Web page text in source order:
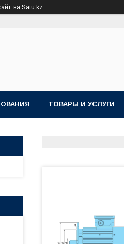
на Satu.kz
ТОВАРЫ И УСЛУГИ